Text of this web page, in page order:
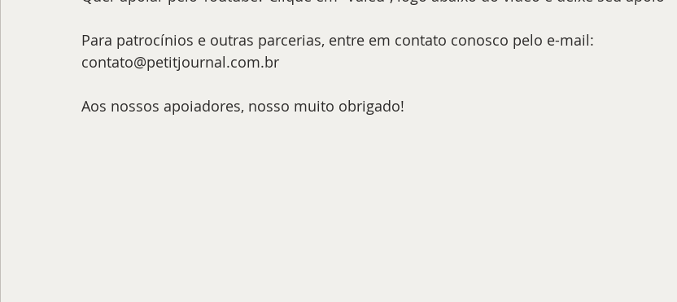
Para patrocínios e outras parcerias, entre em contato conosco pelo e-mail:
contato@petitjournal.com.br
Aos nossos apoiadores, nosso muito obrigado!